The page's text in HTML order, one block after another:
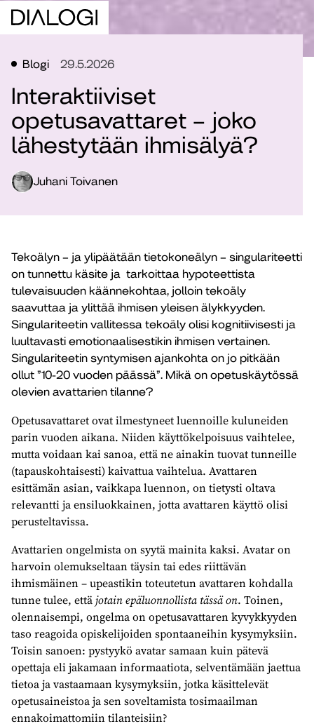
Blogi 29.5.2026
Interaktiiviset
opetusavattaret – joko
lähestytään ihmisälyä?
Juhani Toivanen
Tekoälyn – ja ylipäätään tietokoneälyn – singulariteetti
on tunnettu käsite ja tarkoittaa hypoteettista
tulevaisuuden käännekohtaa, jolloin tekoäly
saavuttaa ja ylittää ihmisen yleisen älykkyyden.
Singulariteetin vallitessa tekoäly olisi kognitiivisesti ja
luultavasti emotionaalisestikin ihmisen vertainen.
Singulariteetin syntymisen ajankohta on jo pitkään
ollut ”10-20 vuoden päässä”. Mikä on opetuskäytössä
olevien avattarien tilanne?
Opetusavattaret ovat ilmestyneet luennoille kuluneiden
parin vuoden aikana. Niiden käyttökelpoisuus vaihtelee,
mutta voidaan kai sanoa, että ne ainakin tuovat tunneille
(tapauskohtaisesti) kaivattua vaihtelua. Avattaren
esittämän asian, vaikkapa luennon, on tietysti oltava
relevantti ja ensiluokkainen, jotta avattaren käyttö olisi
perusteltavissa.
Avattarien ongelmista on syytä mainita kaksi. Avatar on
harvoin olemukseltaan täysin tai edes riittävän
ihmismäinen – upeastikin toteutetun avattaren kohdalla
tunne tulee, ettäjotain epäluonnollista tässä on. Toinen,
olennaisempi, ongelma on opetusavattaren kyvykkyyden
taso reagoida opiskelijoiden spontaaneihin kysymyksiin.
Toisin sanoen: pystyykö avatar samaan kuin pätevä
opettaja eli jakamaan informaatiota, selventämään jaettua
tietoa ja vastaamaan kysymyksiin, jotka käsittelevät
opetusaineistoa ja sen soveltamista tosimaailman
ennakoimattomiin tilanteisiin?